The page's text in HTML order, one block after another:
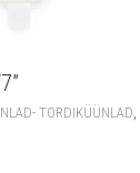
TORDIKÜÜNLAD